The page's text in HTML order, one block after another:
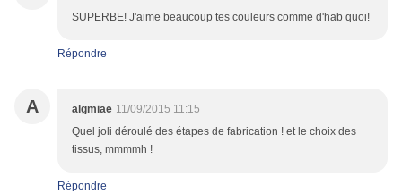
SUPERBE! J'aime beaucoup tes couleurs comme d'hab quoi!
Répondre
A algmiae 11/09/2015 11:15
Quel joli déroulé des étapes de fabrication ! et le choix des
tissus, mmmmh !
Répondre